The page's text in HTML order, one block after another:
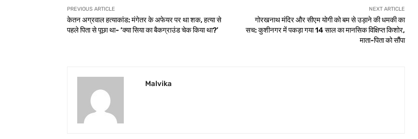
PREVIOUS ARTICLE
केतन अग्रवाल हत्याकांड: मंगेतर के अफेयर पर था शक, हत्या से
पहले पिता से पूछा था- ‘क्या सिया का बैकग्राउंड चेक किया था?’
NEXT ARTICLE
गोरखनाथ मंदिर और सीएम योगी को बम से उड़ाने की धमकी का
सच: कुशीनगर में पकड़ा गया 14 साल का मानसिक विक्षिप्त किशोर,
माता-पिता को सौंपा
Malvika